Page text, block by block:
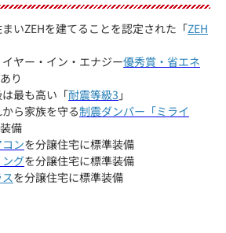
いZEHを建てることを認定された「ZEH
ヤー・イン・エナジー優秀賞・省エネ
あり
最も高い「耐震等級3 」
ら家族を守る制震ダンパー「ミライ
備
ンを分譲住宅に標準装備
グを分譲住宅に標準装備
を分譲住宅に標準装備